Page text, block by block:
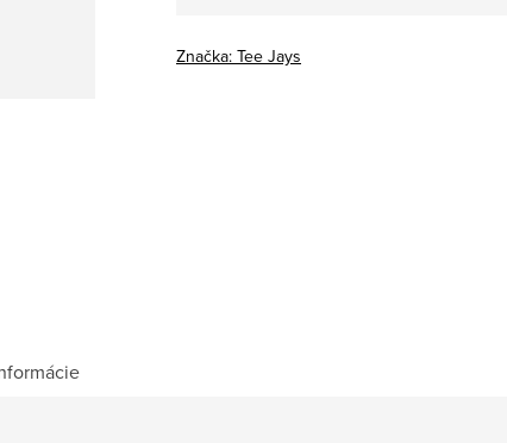
Značka: Tee Jays